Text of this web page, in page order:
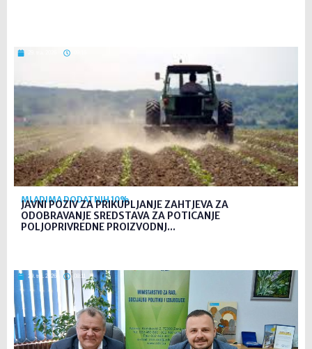
MLADIMA DODATNIH 10%
JAVNI POZIV ZA PRIKUPLJANJE ZAHTJEVA ZA
ODOBRAVANJE SREDSTAVA ZA POTICANJE
POLJOPRIVREDNE PROIZVODNJ...
29. tra. 2026 08:11